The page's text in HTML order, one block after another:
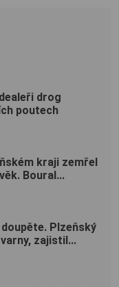
drog
poutech
kraji zemřel
Boural...
Plzeňský
zajistil...